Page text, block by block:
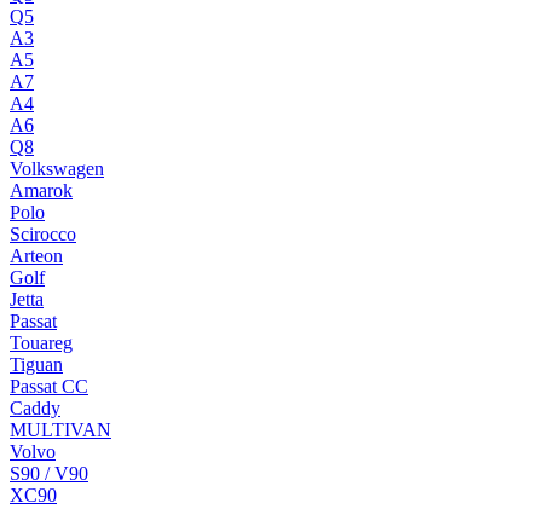
Q5
A3
A5
A7
A4
A6
Q8
Volkswagen
Amarok
Polo
Scirocco
Arteon
Golf
Jetta
Passat
Touareg
Tiguan
Passat CC
Caddy
MULTIVAN
Volvo
S90 / V90
XC90